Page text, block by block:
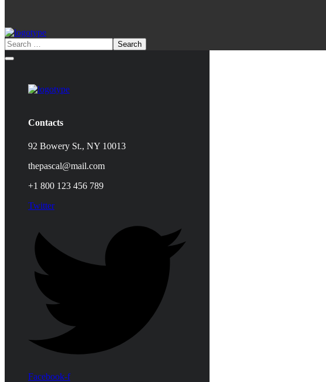
Contacts
92 Bowery St., NY 10013
thepascal@mail.com
+1 800 123 456 789
Twitter
Facebook-f